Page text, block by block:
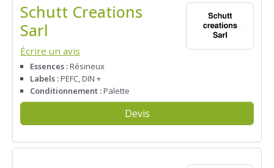
Schutt Creations
Sarl
Écrire un avis
Essences :Résineux
Labels :PEFC, DIN +
Conditionnement :Palette
Devis